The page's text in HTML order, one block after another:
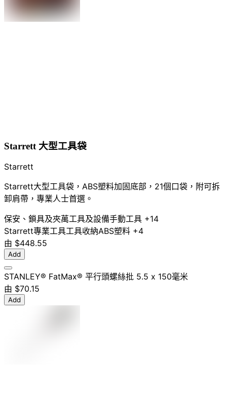
Starrett 大型工具袋
Starrett
Starrett大型工具袋，ABS塑料加固底部，21個口袋，附可拆
卸肩帶，專業人士首選。
保安、鎖具及夾萬工具及設備手動工具 +14
Starrett專業工具工具收納ABS塑料 +4
由 $448.55
Add
STANLEY® FatMax® 平行頭螺絲批 5.5 x 150毫米
由 $70.15
Add